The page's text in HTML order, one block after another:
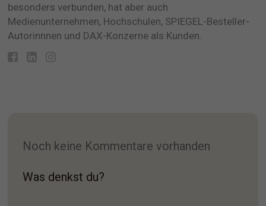
besonders verbunden, hat aber auch
Medienunternehmen, Hochschulen, SPIEGEL-Besteller-
Autorinnnen und DAX-Konzerne als Kunden.
Noch keine Kommentare vorhanden
Was denkst du?